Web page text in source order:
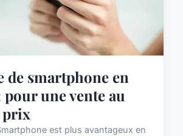
de smartphone en
une vente au
prix
est plus avantageux en